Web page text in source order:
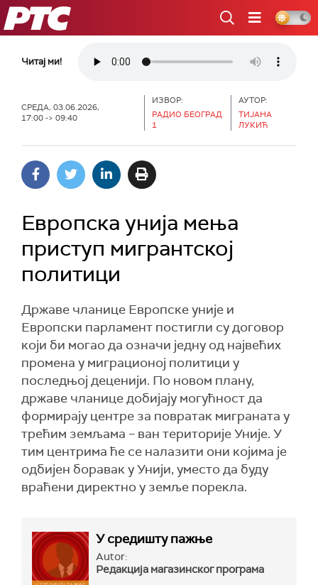
РТС
Читај ми!
СРЕДА, 03.06.2026,
17:00 -> 09:40
ИЗВОР:
РАДИО БЕОГРАД
1
АУТОР:
ТИЈАНА
ЛУКИЋ
Европска унија мења
приступ мигрантској
политици
Државе чланице Европске уније и
Европски парламент постигли су договор
који би могао да означи једну од највећих
промена у миграционој политици у
последњој деценији. По новом плану,
државе чланице добијају могућност да
формирају центре за повратак миграната у
трећим земљама – ван територије Уније. У
тим центрима ће се налазити они којима је
одбијен боравак у Унији, уместо да буду
враћени директно у земље порекла.
У средишту пажње
Autor:
Редакција магазинског програма